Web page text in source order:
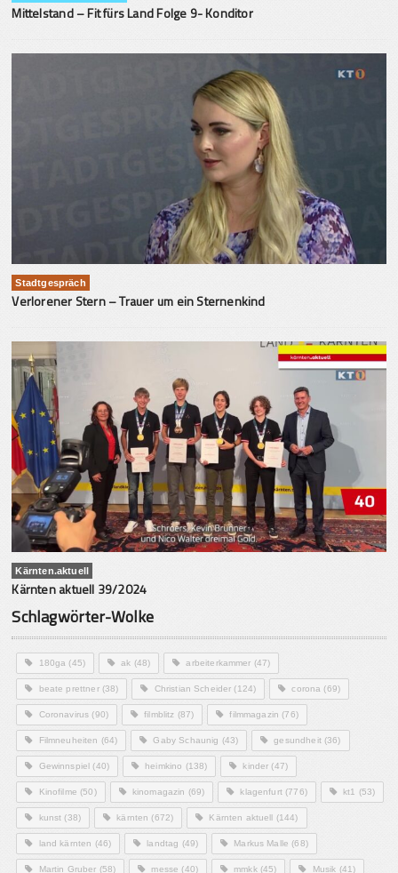
Mittelstand – Fit fürs Land Folge 9- Konditor
Stadtgespräch
Verlorener Stern – Trauer um ein Sternenkind
Kärnten.aktuell
Kärnten aktuell 39/2024
Schlagwörter-Wolke
180ga (45) ak (48) arbeiterkammer (47)
beate prettner(38) Christian Scheider (124) corona (69)
Coronavirus (90) filmblitz (87) filmmagazin (76)
Filmneuheiten (64) Gaby Schaunig (43) gesundheit(36)
Gewinnspiel (40) heimkino (138) kinder (47)
Kinofilme (50) kinomagazin (69) klagenfurt(776) kt1 (53)
kunst (38) kärnten (672) Kärnten aktuell (144)
land kärnten (46) landtag (49) Markus Malle (68)
Martin Gruber (58) messe (40) mmkk(45) Musik (41)